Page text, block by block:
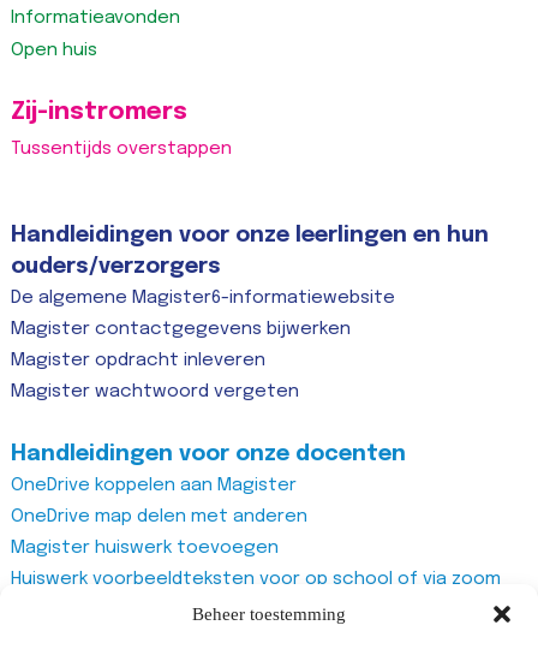
Beheer toestemming
Informatieavonden
Open huis
Zij-instromers
Tussentijds overstappen
Handleidingen voor onze leerlingen en hun
ouders/verzorgers
De algemene Magister6-informatiewebsite
Magister contactgegevens bijwerken
Magister opdracht inleveren
Magister wachtwoord vergeten
Handleidingen voor onze docenten
OneDrive koppelen aan Magister
OneDrive map delen met anderen
Magister huiswerk toevoegen
Huiswerk voorbeeldteksten voor op school of via zoom
Magister studiewijzers